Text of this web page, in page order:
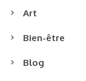
Art
Bien-être
Blog